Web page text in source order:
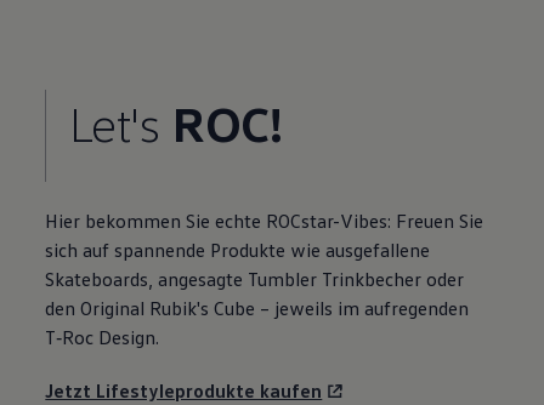
Let's ROC!
Hier bekommen Sie echte ROCstar-Vibes: Freuen Sie
sich auf spannende Produkte wie ausgefallene
Skateboards, angesagte Tumbler Trinkbecher oder
den Original Rubik's Cube – jeweils im aufregenden
T‑Roc Design.
Jetzt Lifestyleprodukte kaufen